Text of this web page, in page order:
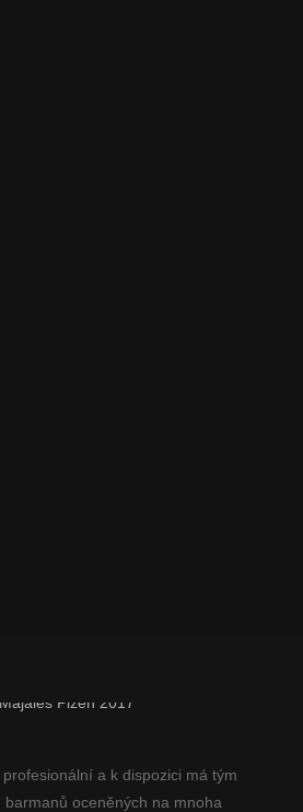
a k dispozici má tým
barmanů oceněných na mnoha